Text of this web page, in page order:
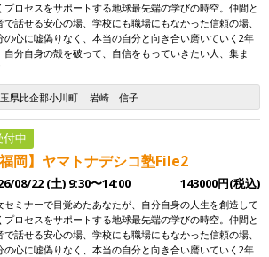
プロセスをサポートする地球最先端の学びの時空。仲間と
で話せる安心の場、学校にも職場にもなかった信頼の場、
の心に嘘偽りなく、本当の自分と向き合い磨いていく2年
自分自身の殻を破って、自信をもっていきたい人、集ま
県比企郡小川町 岩崎 信子
付中
福岡】ヤマトナデシコ塾File2
08/22 (土) 9:30〜14:00 143000円(税込)
セミナーで目覚めたあなたが、自分自身の人生を創造して
プロセスをサポートする地球最先端の学びの時空。仲間と
で話せる安心の場、学校にも職場にもなかった信頼の場、
の心に嘘偽りなく、本当の自分と向き合い磨いていく2年